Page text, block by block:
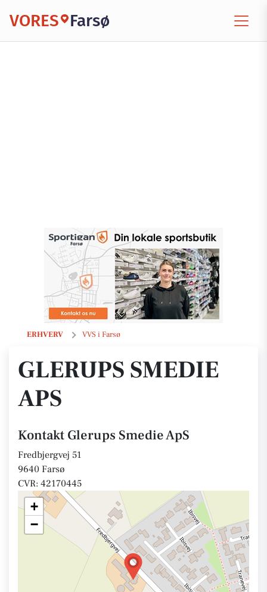
VORES Farsø
ERHVERV VVS i Farsø
Glerups Smedie ApS
GLERUPS SMEDIE
APS
Kontakt Glerups Smedie ApS
Fredbjergvej 51
9640 Farsø
CVR: 42170445
+
−